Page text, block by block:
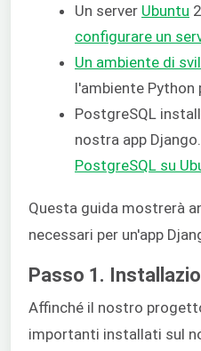
Un server Ubuntu
configurare un
Un ambiente di
l'ambiente Python
PostgreSQL
nostra app
PostgreSQL su
Questa guida mostrerà
necessari per un'app
Passo 1.
Affinché il nostro
importanti installati sul